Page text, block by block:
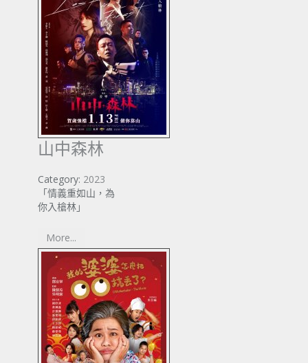
山中森林
Category: 2023
「情義重如山，為
你入槍林」
More...